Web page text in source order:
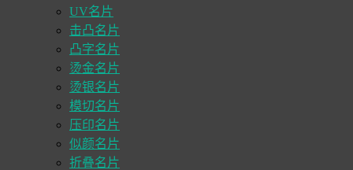
UV名片
击凸名片
凸字名片
烫金名片
烫银名片
模切名片
压印名片
似颜名片
折叠名片